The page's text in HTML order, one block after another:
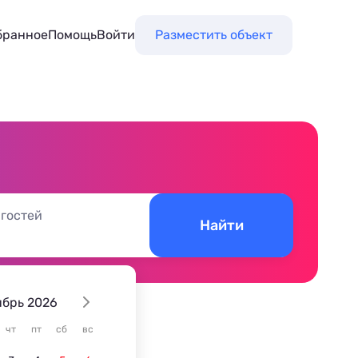
ПомощьВойти Разместить объект
2026
чт пт сб вс
Найти